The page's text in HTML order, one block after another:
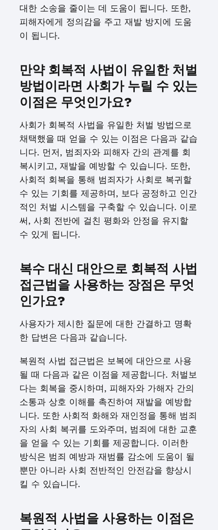
대한 소송을 줄이는 데 도움이 됩니다. 또한,
피해자에게 정의감을 주고 재발 방지에 도움
이 됩니다.
만약 회복적 사법이 유일한 처벌
방법이라면 사회가 누릴 수 있는
이점은 무엇인가요?
사회가 회복적 사법을 유일한 처벌 방법으로
채택했을 때 얻을 수 있는 이점은 다음과 같습
니다. 먼저, 범죄자와 피해자 간의 관계를 회
복시키고, 재발을 예방할 수 있습니다. 또한,
사회적 회복을 통해 범죄자가 사회로 복귀할
수 있는 기회를 제공하며, 보다 공정하고 인간
적인 처벌 시스템을 구축할 수 있습니다. 이로
써, 사회 전반에 걸친 평화와 안정을 유지할
수 있게 됩니다.
복수 대신 대안으로 회복적 사법
접근법을 사용하는 장점은 무엇
인가요?
사용자가 제시한 질문에 대한 간결하고 명확
한 답변은 다음과 같습니다.
복원적 사법 접근법은 보복에 대안으로 사용
될 때 다음과 같은 이점을 제공합니다. 처벌보
다는 회복을 중시하며, 피해자와 가해자 간의
소통과 상호 이해를 촉진하여 재발을 예방합
니다. 또한 사회적 화해와 재인정을 통해 범죄
자의 사회 복귀를 도와주며, 범죄에 대한 교훈
을 얻을 수 있는 기회를 제공합니다. 이러한
방식은 범죄 예방과 재범률 감소에 도움이 될
뿐만 아니라 사회 전반적인 안전감을 향상시
킬 수 있습니다.
복원적 사법을 사용하는 이점은